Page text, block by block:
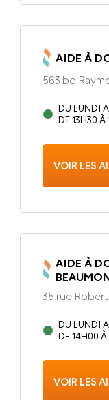
AIDE À
563 bd
DU LUNDI
DE 13H30 À
VOIR LES
AIDE À
35 rue
DU LUNDI
DE 14H00 À
VOIR LES